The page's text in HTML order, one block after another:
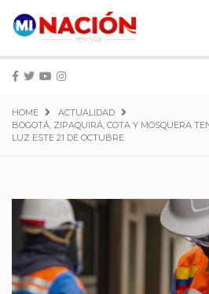
HOME
ACTUALIDAD
BOGOTÁ, ZIPAQUIRÁ, COTA Y MOSQUERA
LUZ ESTE 21 DE OCTUBRE